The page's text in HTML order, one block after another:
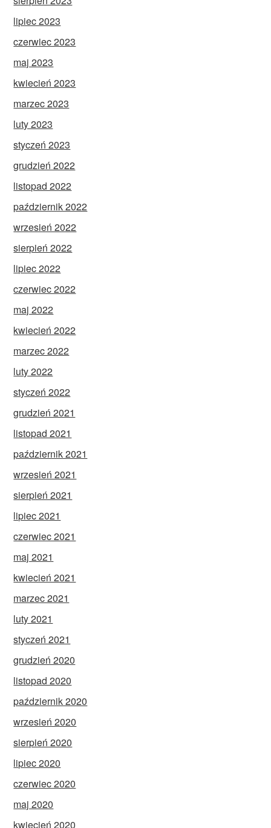
lipiec 2023
czerwiec 2023
maj 2023
kwiecień 2023
marzec 2023
luty 2023
styczeń 2023
grudzień 2022
listopad 2022
październik 2022
wrzesień 2022
sierpień 2022
lipiec 2022
czerwiec 2022
maj 2022
kwiecień 2022
marzec 2022
luty 2022
styczeń 2022
grudzień 2021
listopad 2021
październik 2021
wrzesień 2021
sierpień 2021
lipiec 2021
czerwiec 2021
maj 2021
kwiecień 2021
marzec 2021
luty 2021
styczeń 2021
grudzień 2020
listopad 2020
październik 2020
wrzesień 2020
sierpień 2020
lipiec 2020
czerwiec 2020
maj 2020
kwiecień 2020